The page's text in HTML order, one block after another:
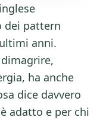
dei pattern
anni.
ha anche
dice davvero
adatto e per chi